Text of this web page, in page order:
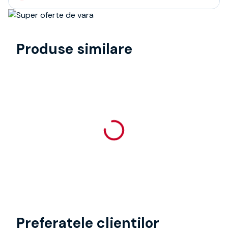
Produse similare
Preferatele clientilor